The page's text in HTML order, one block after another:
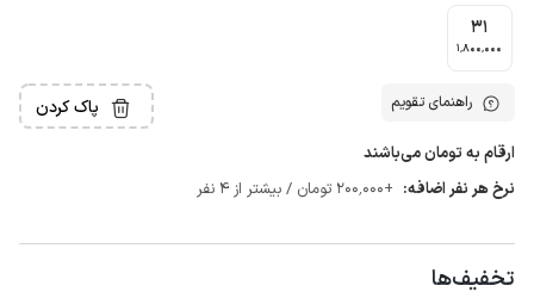
31
1٬800٬000
راهنمای تقویم پاک کردن
ارقام به تومان می‌باشند
نرخ هر نفر اضافه: +200٬000 تومان / بیشتر از 4 نفر
تخفیف‌ها